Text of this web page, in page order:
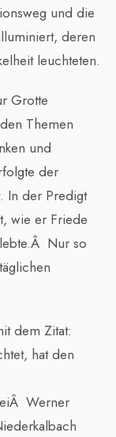
und die
deren
leuchteten.
Grotte
Themen
und
der
In der Predigt
wie er Friede
Nur so
dem Zitat:
hat den
Werner